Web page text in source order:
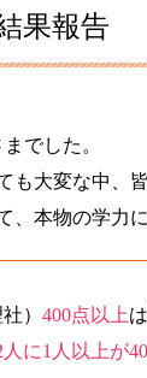
果報告
でした。
も大変な中、
、本物の学力
） 400点以上
に1人以上が